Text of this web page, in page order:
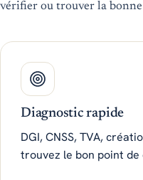
vérifier ou trouver la bonne
Diagnostic rapide
DGI, CNSS, TVA,
trouvez le bon point de